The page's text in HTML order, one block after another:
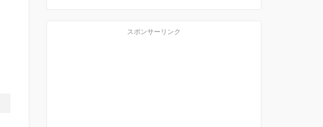
スポンサーリンク